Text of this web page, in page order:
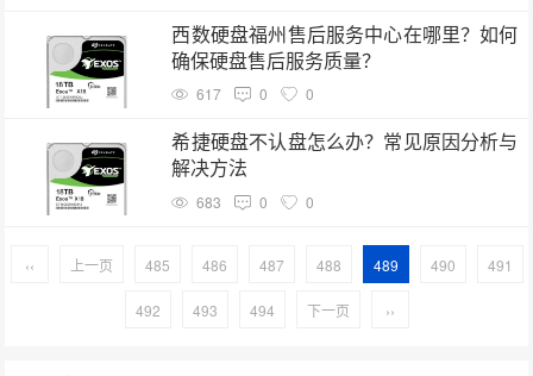
西数硬盘福州售后服务中心在哪里？如何
确保硬盘售后服务质量？
617 0 0
希捷硬盘不认盘怎么办？常见原因分析与
解决方法
683 0 0
‹‹ 上一页 485 486 487 488 489 490 491
492 493 494 下一页 ››